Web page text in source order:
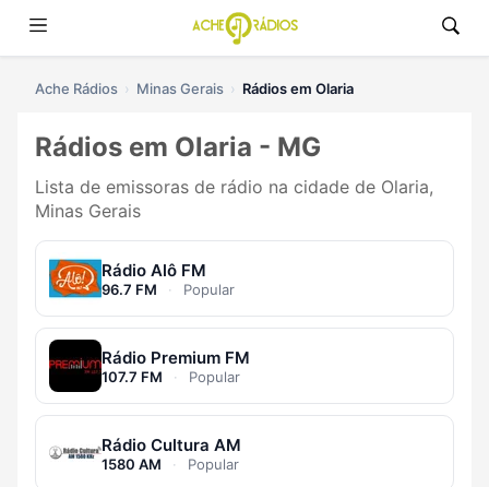
Ache Rádios Minas Gerais Rádios em Olaria
Rádios em Olaria - MG
Lista de emissoras de rádio na cidade de Olaria,
Minas Gerais
Rádio Alô FM
96.7 FM · Popular
Rádio Premium FM
107.7 FM · Popular
Rádio Cultura AM
1580 AM · Popular